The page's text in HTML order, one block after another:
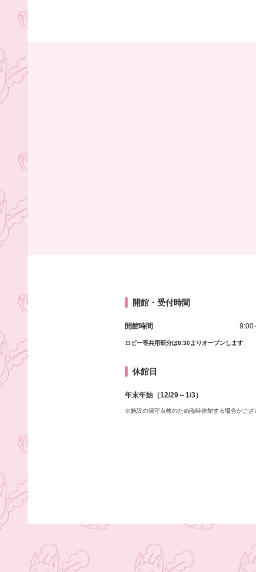
開館・受付時間
開館時間 9:00
ロビー等共用部分は8:30よりオープンします
休館日
年末年始（12/29～1/3）
※施設の保守点検のため臨時休館する場合がござ